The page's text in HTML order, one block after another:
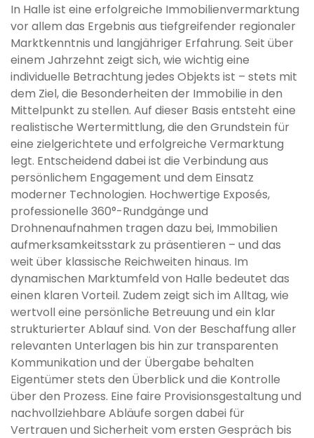
In Halle ist eine erfolgreiche Immobilienvermarktung
vor allem das Ergebnis aus tiefgreifender regionaler
Marktkenntnis und langjähriger Erfahrung. Seit über
einem Jahrzehnt zeigt sich, wie wichtig eine
individuelle Betrachtung jedes Objekts ist – stets mit
dem Ziel, die Besonderheiten der Immobilie in den
Mittelpunkt zu stellen. Auf dieser Basis entsteht eine
realistische Wertermittlung, die den Grundstein für
eine zielgerichtete und erfolgreiche Vermarktung
legt. Entscheidend dabei ist die Verbindung aus
persönlichem Engagement und dem Einsatz
moderner Technologien. Hochwertige Exposés,
professionelle 360°-Rundgänge und
Drohnenaufnahmen tragen dazu bei, Immobilien
aufmerksamkeitsstark zu präsentieren – und das
weit über klassische Reichweiten hinaus. Im
dynamischen Marktumfeld von Halle bedeutet das
einen klaren Vorteil. Zudem zeigt sich im Alltag, wie
wertvoll eine persönliche Betreuung und ein klar
strukturierter Ablauf sind. Von der Beschaffung aller
relevanten Unterlagen bis hin zur transparenten
Kommunikation und der Übergabe behalten
Eigentümer stets den Überblick und die Kontrolle
über den Prozess. Eine faire Provisionsgestaltung und
nachvollziehbare Abläufe sorgen dabei für
Vertrauen und Sicherheit vom ersten Gespräch bis